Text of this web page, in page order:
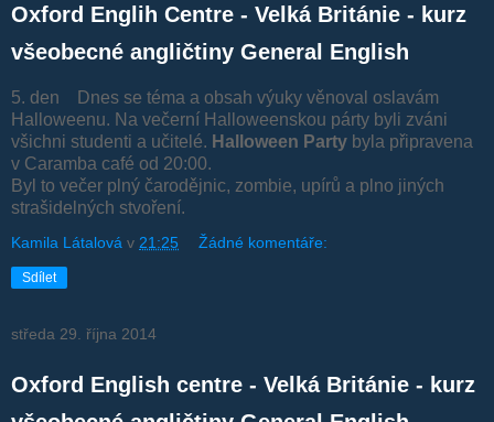
Oxford Englih Centre - Velká Británie - kurz
všeobecné angličtiny General English
5. den Dnes se téma a obsah výuky věnoval oslavám
Halloweenu. Na večerní Halloweenskou párty byli zváni
všichni studenti a učitelé. Halloween Party byla připravena
v Caramba café od 20:00.
Byl to večer plný čarodějnic, zombie, upírů a plno jiných
strašidelných stvoření.
Kamila Látalová v 21:25 Žádné komentáře:
Sdílet
středa 29. října 2014
Oxford English centre - Velká Británie - kurz